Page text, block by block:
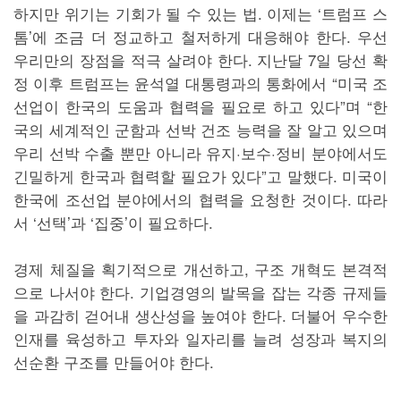
하지만 위기는 기회가 될 수 있는 법. 이제는 ‘트럼프 스
톰’에 조금 더 정교하고 철저하게 대응해야 한다. 우선
우리만의 장점을 적극 살려야 한다. 지난달 7일 당선 확
정 이후 트럼프는 윤석열 대통령과의 통화에서 “미국 조
선업이 한국의 도움과 협력을 필요로 하고 있다”며 “한
국의 세계적인 군함과 선박 건조 능력을 잘 알고 있으며
우리 선박 수출 뿐만 아니라 유지·보수·정비 분야에서도
긴밀하게 한국과 협력할 필요가 있다”고 말했다. 미국이
한국에 조선업 분야에서의 협력을 요청한 것이다. 따라
서 ‘선택’과 ‘집중’이 필요하다.
경제 체질을 획기적으로 개선하고, 구조 개혁도 본격적
으로 나서야 한다. 기업경영의 발목을 잡는 각종 규제들
을 과감히 걷어내 생산성을 높여야 한다. 더불어 우수한
인재를 육성하고 투자와 일자리를 늘려 성장과 복지의
선순환 구조를 만들어야 한다.